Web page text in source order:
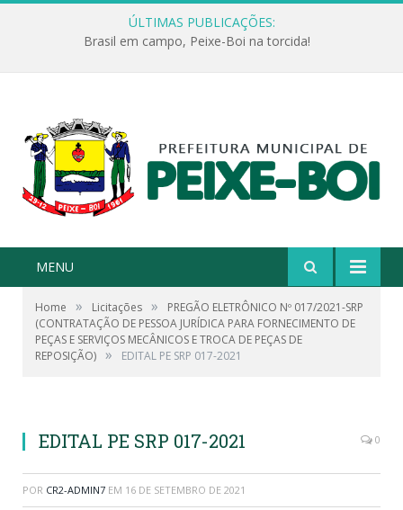
ÚLTIMAS PUBLICAÇÕES:
Brasil em campo, Peixe-Boi na torcida!
MENU
Home » Licitações »
PREGÃO ELETRÔNICO Nº 017/2021-SRP
(CONTRATAÇÃO DE PESSOA JURÍDICA PARA FORNECIMENTO DE
PEÇAS E SERVIÇOS MECÂNICOS E TROCA DE PEÇAS DE
REPOSIÇÃO) » EDITAL PE SRP 017-2021
EDITAL PE SRP 017-2021 0
POR CR2-ADMIN7 EM 16 DE SETEMBRO DE 2021